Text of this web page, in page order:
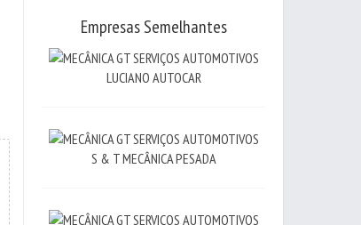
Empresas Semelhantes
LUCIANO AUTOCAR
S & T MECÂNICA PESADA